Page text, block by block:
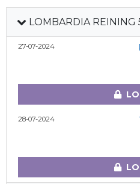
LOMBARDIA REINING
27-07-2024
28-07-2024